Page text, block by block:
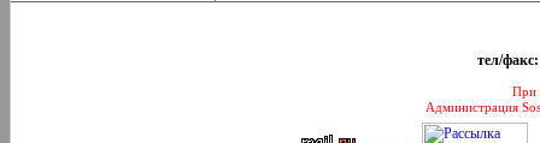
тел/факс:
При
Администрация